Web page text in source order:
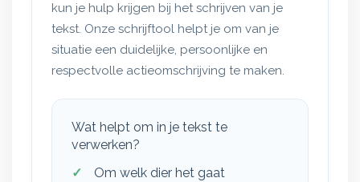
kun je hulp krijgen bij het schrijven van je
tekst. Onze schrijftool helpt je om van je
situatie een duidelijke, persoonlijke en
respectvolle actieomschrijving te maken.
Wat helpt om in je tekst te
verwerken?
Om welk dier het gaat